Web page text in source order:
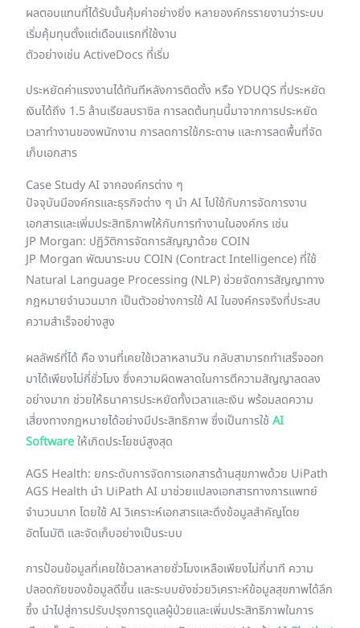
ผลตอบแทนที่ได้รับนั้นคุ้มค่าอย่างยิ่ง หลายองค์กรรายงานว่าระบบ
เริ่มคุ้มทุนตั้งแต่เดือนแรกที่ใช้งาน
ตัวอย่างเช่น ActiveDocs ที่เริ่ม
ประหยัดค่าแรงงานได้ทันทีหลังการติดตั้ง หรือ YDUQS ที่ประหยัด
เงินได้ถึง 1.5 ล้านเรียลบราซิล การลดต้นทุนนี้มาจากการประหยัด
เวลาทำงานของพนักงาน การลดการใช้กระดาษ และการลดพื้นที่จัด
เก็บเอกสาร
Case Study AI จากองค์กรต่าง ๆ
ปัจจุบันมีองค์กรและธุรกิจต่าง ๆ นำ AI ไปใช้กับการจัดการงาน
เอกสารและเพิ่มประสิทธิภาพให้กับการทำงานในองค์กร เช่น
JP Morgan: ปฏิวัติการจัดการสัญญาด้วย COIN
JP Morgan พัฒนาระบบ COIN (Contract Intelligence) ที่ใช้
Natural Language Processing (NLP) ช่วยจัดการสัญญาทาง
กฎหมายจำนวนมาก เป็นตัวอย่างการใช้ AI ในองค์กรจริงที่ประสบ
ความสำเร็จอย่างสูง
ผลลัพธ์ที่ได้ คือ งานที่เคยใช้เวลาหลานวัน กลับสามารถทำเสร็จออก
มาได้เพียงไม่กี่ชั่วโมง ซึ่งความผิดพลาดในการตีความสัญญาลดลง
อย่างมาก ช่วยให้ธนาคารประหยัดทั้งเวลาและเงิน พร้อมลดความ
เสี่ยงทางกฎหมายได้อย่างมีประสิทธิภาพ ซึ่งเป็นการใช้AI
Softwareให้เกิดประโยชน์สูงสุด
AGS Health: ยกระดับการจัดการเอกสารด้านสุขภาพด้วย UiPath
AGS Health นำ UiPath AI มาช่วยแปลงเอกสารทางการแพทย์
จำนวนมาก โดยใช้ AI วิเคราะห์เอกสารและดึงข้อมูลสำคัญโดย
อัตโนมัติ และจัดเก็บอย่างเป็นระบบ
การป้อนข้อมูลที่เคยใช้เวลาหลายชั่วโมงเหลือเพียงไม่กี่นาที ความ
ปลอดภัยของข้อมูลดีขึ้น และระบบยังช่วยวิเคราะห์ข้อมูลสุขภาพได้ลึก
ซึ้ง นำไปสู่การปรับปรุงการดูแลผู้ป่วยและเพิ่มประสิทธิภาพในการ